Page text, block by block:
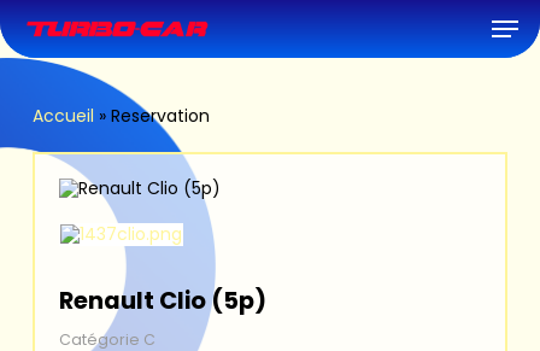
to
main
content
Accueil » Reservation
Renault Clio (5p)
Catégorie C